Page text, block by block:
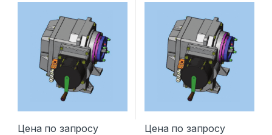
Цена по запросу Цена по запросу